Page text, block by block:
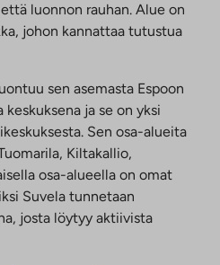
luonnon rauhan. Alue on
johon kannattaa tutustua
sen asemasta Espoon
ja se on yksi
Sen osa-alueita
Kiltakallio,
osa-alueella on omat
Suvela tunnetaan
josta löytyy aktiivista